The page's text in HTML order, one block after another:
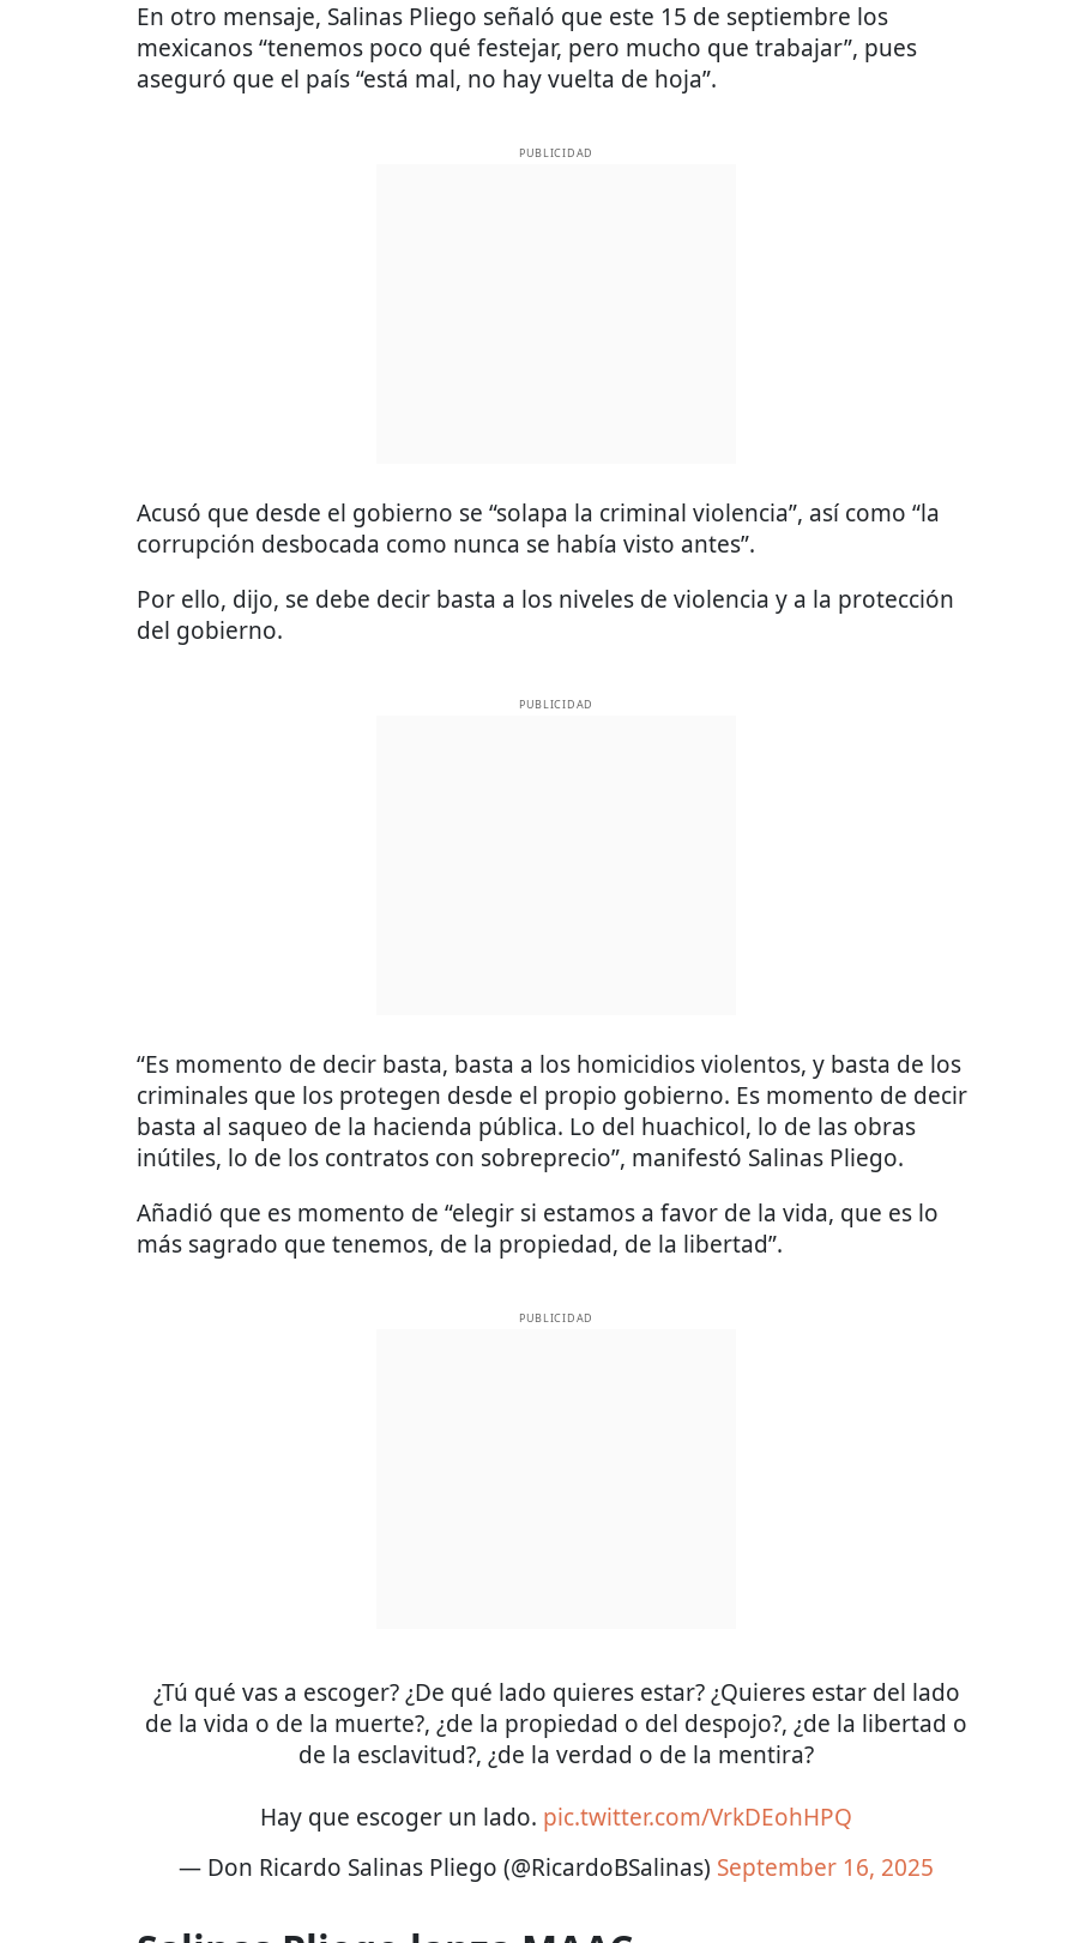
En otro mensaje, Salinas Pliego señaló que este 15 de septiembre los
mexicanos “tenemos poco qué festejar, pero mucho que trabajar”, pues
aseguró que el país “está mal, no hay vuelta de hoja”.
PUBLICIDAD
Acusó que desde el gobierno se “solapa la criminal violencia”, así como “la
corrupción desbocada como nunca se había visto antes”.
Por ello, dijo, se debe decir basta a los niveles de violencia y a la protección
del gobierno.
PUBLICIDAD
“Es momento de decir basta, basta a los homicidios violentos, y basta de los
criminales que los protegen desde el propio gobierno. Es momento de decir
basta al saqueo de la hacienda pública. Lo del huachicol, lo de las obras
inútiles, lo de los contratos con sobreprecio”, manifestó Salinas Pliego.
Añadió que es momento de “elegir si estamos a favor de la vida, que es lo
más sagrado que tenemos, de la propiedad, de la libertad”.
PUBLICIDAD
¿Tú qué vas a escoger? ¿De qué lado quieres estar? ¿Quieres estar del lado
de la vida o de la muerte?, ¿de la propiedad o del despojo?, ¿de la libertad o
de la esclavitud?, ¿de la verdad o de la mentira?
Hay que escoger un lado. pic.twitter.com/VrkDEohHPQ
— Don Ricardo Salinas Pliego (@RicardoBSalinas) September 16, 2025